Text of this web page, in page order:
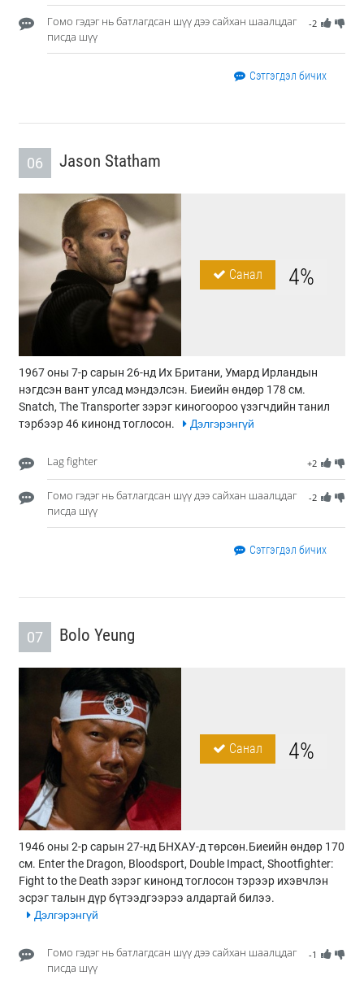
-2
Гомо гэдэг нь батлагдсан шүү дээ сайхан шаалцдаг
писда шүү
Сэтгэгдэл бичих
06 Jason Statham
Санал 4%
1967 оны 7-р сарын 26-нд Их Британи, Умард Ирландын
нэгдсэн вант улсад мэндэлсэн. Биеийн өндөр 178 см.
Snatch, The Transporter зэрэг киногоороо үзэгчдийн танил
тэрбээр 46 кинонд тоглосон.
Дэлгэрэнгүй
+2
Lag fighter
-2
Гомо гэдэг нь батлагдсан шүү дээ сайхан шаалцдаг
писда шүү
Сэтгэгдэл бичих
07 Bolo Yeung
Санал 4%
1946 оны 2-р сарын 27-нд БНХАУ-д төрсөн.Биеийн өндөр 170
см. Enter the Dragon, Bloodsport, Double Impact, Shootfighter:
Fight to the Death зэрэг кинонд тоглосон тэрээр ихэвчлэн
эсрэг талын дүр бүтээдгээрээ алдартай билээ.
Дэлгэрэнгүй
-1
Гомо гэдэг нь батлагдсан шүү дээ сайхан шаалцдаг
писда шүү